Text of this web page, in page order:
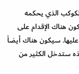
الذي يحكمه
هناك الإقدام على
سيكون هناك أيضاً
ستدخل الكثير من